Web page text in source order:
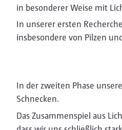
in besonderer Weise mit
In unserer ersten
insbesondere von Pilzen
In der zweiten Phase
Schnecken.
Das Zusammenspiel aus